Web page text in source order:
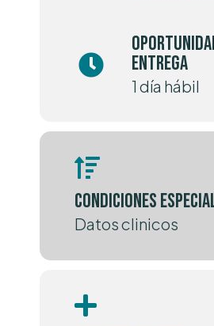
entrega
1 día hábil
Condiciones
Datos clinicos